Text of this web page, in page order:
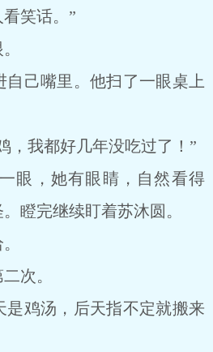
笑话。”
己嘴里。他扫了一眼桌上
，我都好几年没吃过了！”
眼，她有眼睛，自然看得
瞪完继续盯着苏沐圆。
次。
鸡汤，后天指不定就搬来